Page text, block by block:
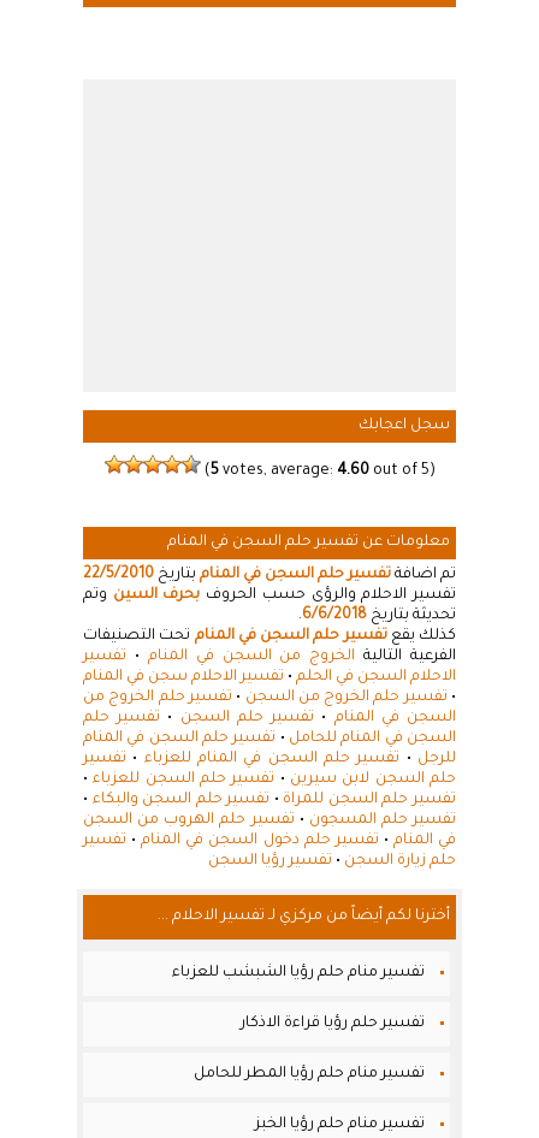
سجل اعجابك
(5votes, average: 4.60out of 5)
معلومات عن تفسير حلم السجن في المنام
تم اضافة تفسير حلم السجن في المنام بتاريخ 22/5/2010
تفسير الاحلام والرؤى حسب الحروف بحرف السين وتم
تحديثة بتاريخ 6/6/2018
.
كذلك يقعتفسير حلم السجن في المنام تحت التصنيفات
الفرعية التالية الخروج من السجن في المنام • تفسير
الاحلام السجن في الحلم • تفسير الاحلام سجن في المنام
• تفسير حلم الخروج من السجن • تفسير حلم الخروج من
السجن في المنام • تفسير حلم السجن • تفسير حلم
السجن في المنام للحامل • تفسير حلم السجن في المنام
للرجل • تفسير حلم السجن في المنام للعزباء • تفسير
حلم السجن لابن سيرين • تفسير حلم السجن للعزباء•
تفسير حلم السجن للمراة • تفسير حلم السجن والبكاء •
تفسير حلم المسجون • تفسير حلم الهروب من السجن
في المنام • تفسير حلم دخول السجن في المنام• تفسير
حلم زيارة السجن • تفسير رؤيا السجن
أخترنا لكم أيضاً من مركزي لـ تفسير الاحلام ...
تفسير منام حلم رؤيا الشبشب للعزباء
تفسير حلم رؤيا قراءة الاذكار
تفسير منام حلم رؤيا المطر للحامل
تفسير منام حلم رؤيا الخبز